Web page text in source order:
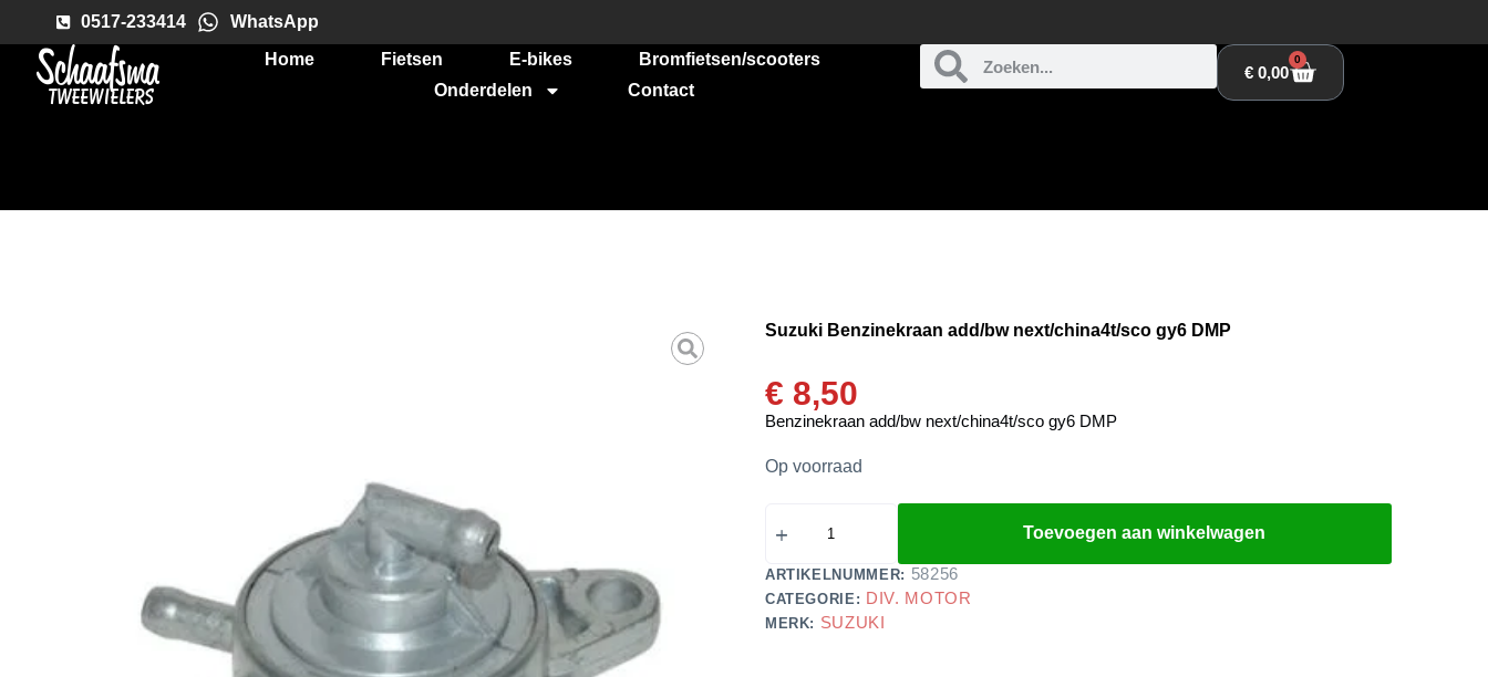
0517-233414
WhatsApp
Home
Fietsen E-bikes
Bromfietsen/scooters
Onderdelen
Contact
€0,00
0
Suzuki Benzinekraan add/bw next/china4t/sco gy6 DMP
€ 8,50
Benzinekraan add/bw next/china4t/sco gy6 DMP
Op voorraad
Toevoegen aan winkelwagen
ARTIKELNUMMER: 58256
CATEGORIE: DIV. MOTOR
MERK: SUZUKI